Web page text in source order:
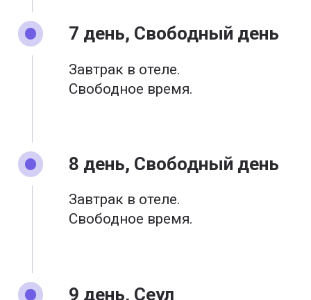
7 день, Свободный день
Завтрак в отеле.
Свободное время.
8 день, Свободный день
Завтрак в отеле.
Свободное время.
9 день, Сеул